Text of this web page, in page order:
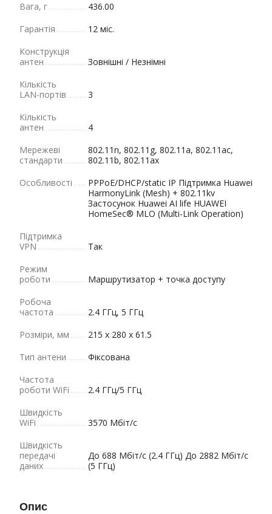
Вага, г
436.00
Гарантія
12 міс.
Конструкція
антен
Зовнішні / Незнімні
Кількість
LAN-портів
3
Кількість
антен
4
Мережеві
стандарти
802.11n, 802.11g, 802.11a, 802.11ас,
802.11b, 802.11ax
Особливості
PPPoE/DHCP/static IP Підтримка Huawei
HarmonyLink (Mesh) + 802.11kv
Застосунок Huawei AI life HUAWEI
HomeSec® MLO (Multi-Link Operation)
Підтримка
VPN
Так
Режим
роботи
Маршрутизатор + точка доступу
Робоча
частота
2.4 ГГц, 5 ГГц
Розміри, мм
215 х 280 х 61.5
Тип антени
Фіксована
Частота
роботи WiFi
2.4 ГГц/5 ГГц
Швидкість
WiFi
3570 Мбіт/с
Швидкість
передачі
даних
До 688 Мбіт/с (2.4 ГГц) До 2882 Мбіт/с
(5 ГГц)
Опис